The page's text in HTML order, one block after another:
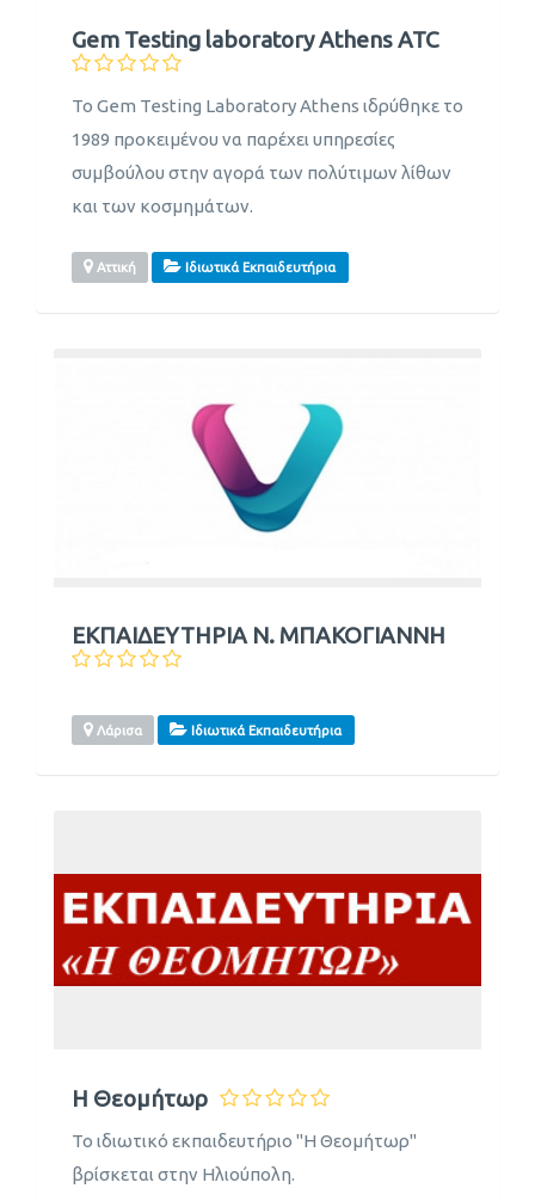
Gem Testing laboratory Athens ATC
Το Gem Testing Laboratory Athens ιδρύθηκε το
1989 προκειμένου να παρέχει υπηρεσίες
συμβούλου στην αγορά των πολύτιμων λίθων
και των κοσμημάτων.
Αττική Ιδιωτικά Εκπαιδευτήρια
ΕΚΠΑΙΔΕΥΤΗΡΙΑ Ν. ΜΠΑΚΟΓΙΑΝΝΗ
Λάρισα Ιδιωτικά Εκπαιδευτήρια
Η Θεομήτωρ
Το ιδιωτικό εκπαιδευτήριο "Η Θεομήτωρ"
βρίσκεται στην Ηλιούπολη.